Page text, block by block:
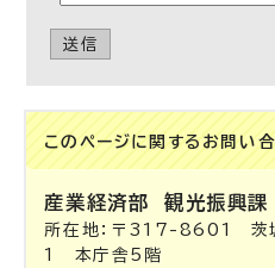
送信
このページに関する お問い
産業経済部観光振興課
所在地：〒317-8601 茨
1 本庁舎5階